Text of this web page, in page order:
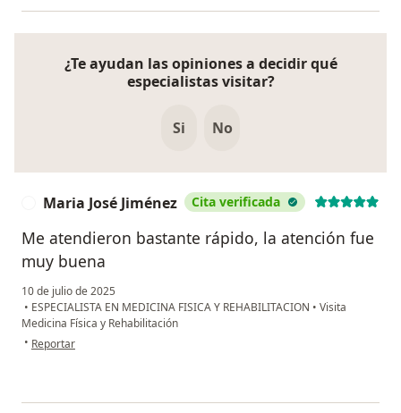
¿Te ayudan las opiniones a decidir qué
especialistas visitar?
Si No
Maria José Jiménez Cita verificada
Me atendieron bastante rápido, la atención fue
muy buena
10 de julio de 2025
• ESPECIALISTA EN MEDICINA FISICA Y REHABILITACION • Visita
Medicina Física y Rehabilitación
• en opinión del usuario Maria José Jiménez
Reportar